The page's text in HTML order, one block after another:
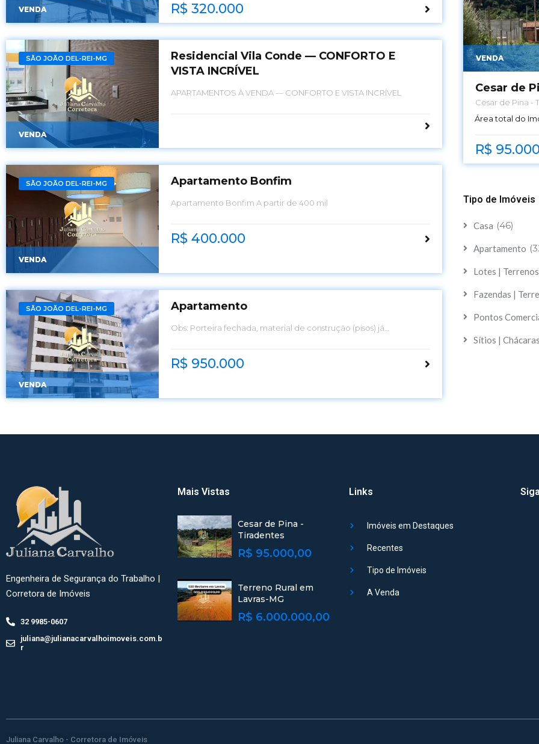
VENDA R$ 320.000
SÃO JOÃO DEL-REI-MG
VENDA
Residencial Vila Conde — CONFORTO E
VISTA INCRÍVEL
APARTAMENTOS À VENDA — CONFORTO E VISTA INCRÍVEL
SÃO JOÃO DEL-REI-MG
VENDA
Apartamento Bonfim
Apartamento Bonfim A partir de 400 mil
R$ 400.000
SÃO JOÃO DEL-REI-MG
VENDA
Apartamento
Obs: Porteira fechada, material de construção (pisos) já
R$ 950.000
VENDA
Cesar de
Cesar de Pina -
Área total do
R$
Tipo de Imóveis
Casa (46)
Apartamento
Lotes |
Fazendas |
Pontos
Sítios | Chácaras
Engenheira de Segurança do Trabalho |
Corretora de Imóveis
32 9985-0607
juliana@julianacarvalhoimoveis.com.b
r
Mais Vistas
Cesar de Pina -
Tiradentes
R$ 95.000,00
Terreno Rural em
Lavras-MG
R$ 6.000.000,00
Links
Imóveis em Destaques
Recentes
Tipo de Imóveis
A Venda
Juliana Carvalho - Corretora de Imóveis